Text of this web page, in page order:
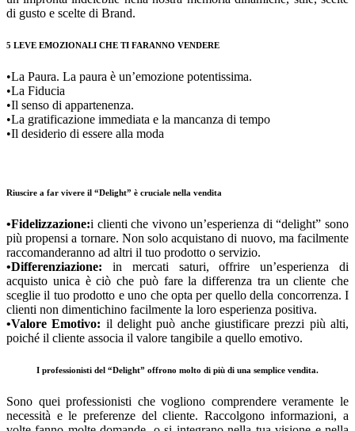
di gusto e scelte di Brand.
5 LEVE EMOZIONALI CHE TI FARANNO VENDERE
•La Paura. La paura è un’emozione potentissima.
•La Fiducia
•Il senso di appartenenza.
•La gratificazione immediata e la mancanza di tempo
•Il desiderio di essere alla moda
Riuscire a far vivere il “Delight” è cruciale nella vendita
•Fidelizzazione:i clienti che vivono un’esperienza di “delight” sono
più propensi a tornare. Non solo acquistano di nuovo, ma facilmente
raccomanderanno ad altri il tuo prodotto o servizio.
•Differenziazione: in mercati saturi, offrire un’esperienza di
acquisto unica è ciò che può fare la differenza tra un cliente che
sceglie il tuo prodotto e uno che opta per quello della concorrenza. I
clienti non dimentichino facilmente la loro esperienza positiva.
•Valore Emotivo: il delight può anche giustificare prezzi più alti,
poiché il cliente associa il valore tangibile a quello emotivo.
I professionisti del “Delight” offrono molto di più di una semplice vendita.
Sono quei professionisti che vogliono comprendere veramente le
necessità e le preferenze del cliente. Raccolgono informazioni, a